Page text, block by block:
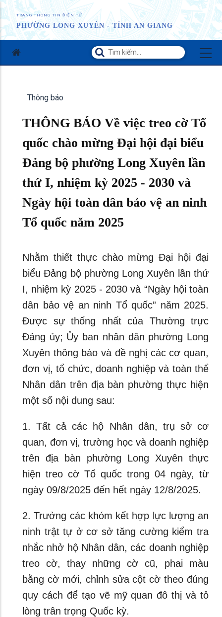
TRANG THÔNG TIN ĐIỆN TỬ
PHƯỜNG LONG XUYÊN - TỈNH AN GIANG
Thông báo
THÔNG BÁO Về việc treo cờ Tổ
quốc chào mừng Đại hội đại biểu
Đảng bộ phường Long Xuyên lần
thứ I, nhiệm kỳ 2025 - 2030 và
Ngày hội toàn dân bảo vệ an ninh
Tổ quốc năm 2025
Nhằm thiết thực chào mừng Đại hội đại
biểu Đảng bộ phường Long Xuyên lần thứ
I, nhiệm kỳ 2025 - 2030 và “Ngày hội toàn
dân bảo vệ an ninh Tổ quốc” năm 2025.
Được sự thống nhất của Thường trực
Đảng ủy; Ủy ban nhân dân phường Long
Xuyên thông báo và đề nghị các cơ quan,
đơn vị, tổ chức, doanh nghiệp và toàn thể
Nhân dân trên địa bàn phường thực hiện
một số nội dung sau:
1. Tất cả các hộ Nhân dân, trụ sở cơ
quan, đơn vị, trường học và doanh nghiệp
trên địa bàn phường Long Xuyên thực
hiện treo cờ Tổ quốc trong 04 ngày, từ
ngày 09/8/2025 đến hết ngày 12/8/2025.
2. Trưởng các khóm kết hợp lực lượng an
ninh trật tự ở cơ sở tăng cường kiểm tra
nhắc nhở hộ Nhân dân, các doanh nghiệp
treo cờ, thay những cờ cũ, phai màu
bằng cờ mới, chỉnh sửa cột cờ theo đúng
quy cách để tạo vẽ mỹ quan đô thị và tỏ
lòng trân trọng Quốc kỳ.